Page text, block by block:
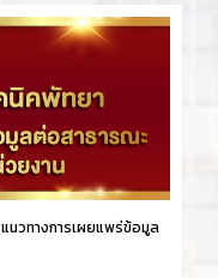
แนวทางการเผยแพร่ข้อมูล